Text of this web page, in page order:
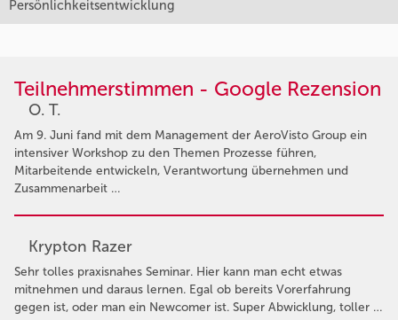
Persönlichkeitsentwicklung
Teilnehmerstimmen - Google Rezension
O. T.
Am 9. Juni fand mit dem Management der AeroVisto Group ein
intensiver Workshop zu den Themen Prozesse führen,
Mitarbeitende entwickeln, Verantwortung übernehmen und
Zusammenarbeit …
Krypton Razer
Sehr tolles praxisnahes Seminar. Hier kann man echt etwas
mitnehmen und daraus lernen. Egal ob bereits Vorerfahrung
gegen ist, oder man ein Newcomer ist. Super Abwicklung, toller …